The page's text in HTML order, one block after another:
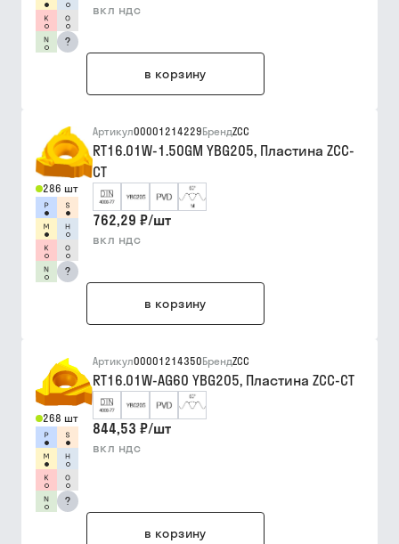
?
вкл ндс
в корзину
286 шт
?
Артикул00001214229БрендZCC
RT16.01W-1.50GM YBG205, Пластина ZCC-
CT
762,29 ₽/шт
вкл ндс
в корзину
268 шт
?
Артикул00001214350БрендZCC
RT16.01W-AG60 YBG205, Пластина ZCC-CT
844,53 ₽/шт
вкл ндс
в корзину